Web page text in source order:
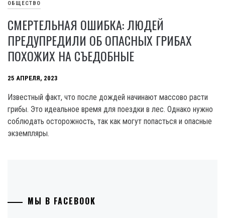
ОБЩЕСТВО
СМЕРТЕЛЬНАЯ ОШИБКА: ЛЮДЕЙ
ПРЕДУПРЕДИЛИ ОБ ОПАСНЫХ ГРИБАХ
ПОХОЖИХ НА СЪЕДОБНЫЕ
25 АПРЕЛЯ, 2023
Известный факт, что после дождей начинают массово расти
грибы. Это идеальное время для поездки в лес. Однако нужно
соблюдать осторожность, так как могут попасться и опасные
экземпляры.
МЫ В FACEBOOK